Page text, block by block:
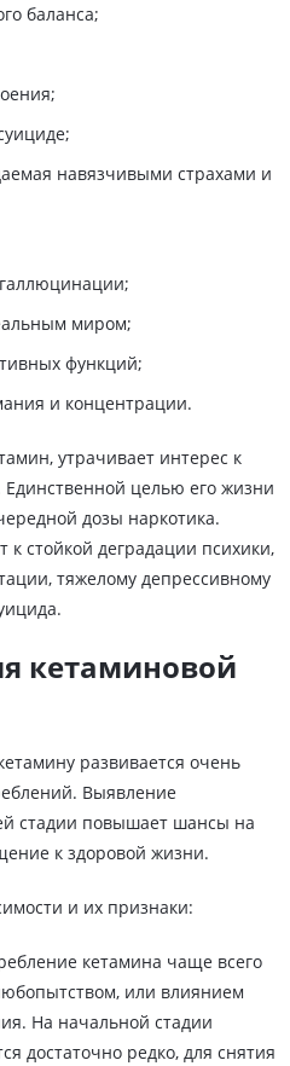
баланса;
навязчивыми страхами и
миром;
функций;
и концентрации.
утрачивает интерес к
целью его жизни
дозы наркотика.
стойкой деградации психики,
тяжелому депрессивному
кетаминовой
развивается очень
Выявление
стадии повышает шансы на
к здоровой жизни.
и их признаки:
кетамина чаще всего
или влиянием
На начальной стадии
достаточно редко, для снятия